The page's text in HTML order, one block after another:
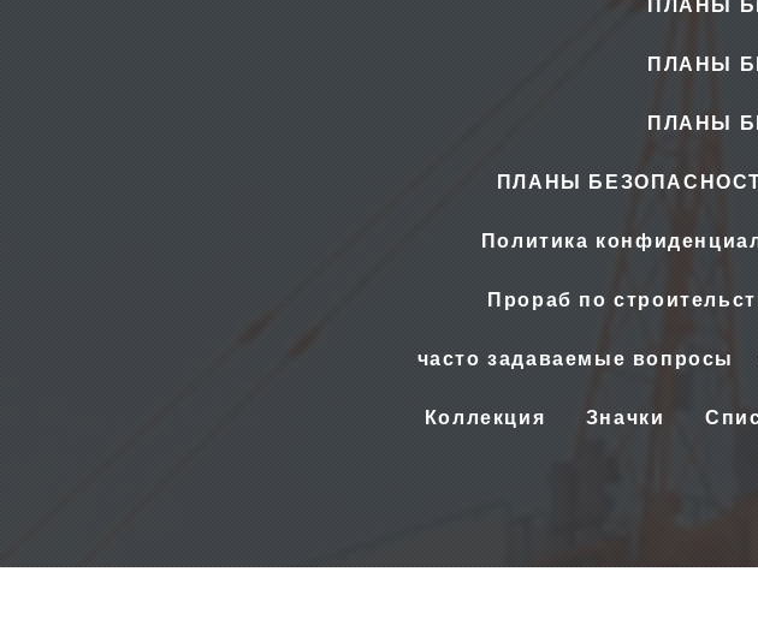
ПЛАНЫ
ПЛАНЫ
ПЛАНЫ
ПЛАНЫ
Политика
Прораб по
часто задаваемые вопросы
Коллекция Значки